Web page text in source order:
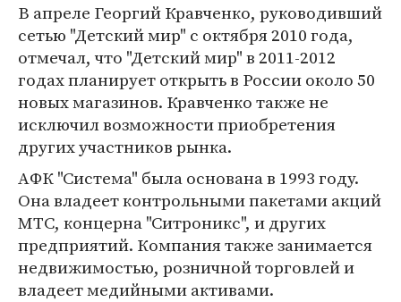
В апреле Георгий Кравченко, руководивший
сетью "Детский мир" с октября 2010 года,
отмечал, что "Детский мир" в 2011-2012
годах планирует открыть в России около 50
новых магазинов. Кравченко также не
исключил возможности приобретения
других участников рынка.
АФК "Система" была основана в 1993 году.
Она владеет контрольными пакетами акций
МТС, концерна "Ситроникс", и других
предприятий. Компания также занимается
недвижимостью, розничной торговлей и
владеет медийными активами.